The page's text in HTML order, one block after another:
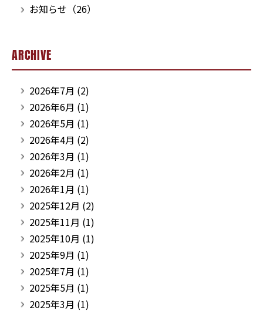
お知らせ（26）
ARCHIVE
2026年7月 (2)
2026年6月 (1)
2026年5月 (1)
2026年4月 (2)
2026年3月 (1)
2026年2月 (1)
2026年1月 (1)
2025年12月 (2)
2025年11月 (1)
2025年10月 (1)
2025年9月 (1)
2025年7月 (1)
2025年5月 (1)
2025年3月 (1)